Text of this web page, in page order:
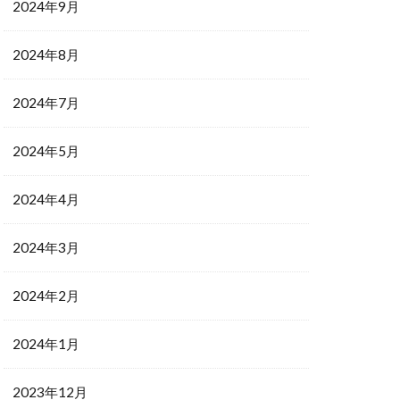
2024年9月
2024年8月
2024年7月
2024年5月
2024年4月
2024年3月
2024年2月
2024年1月
2023年12月